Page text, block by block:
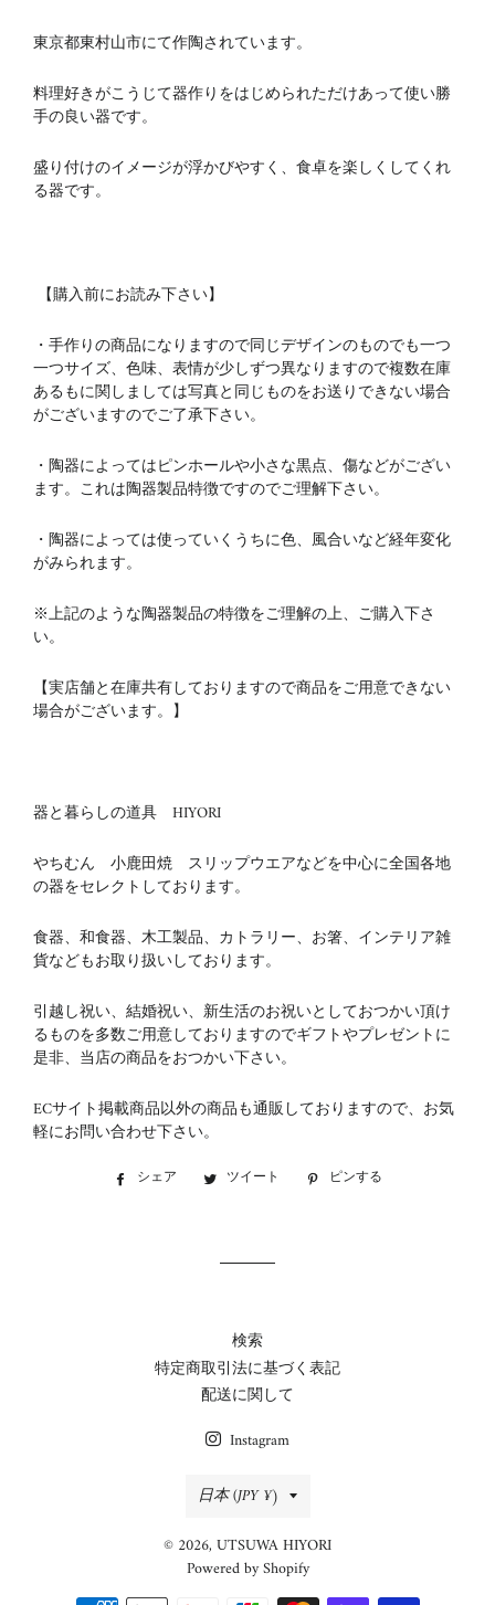
東京都東村山市にて作陶されています。
料理好きがこうじて器作りをはじめられただけあって使い勝
手の良い器です。
盛り付けのイメージが浮かびやすく、食卓を楽しくしてくれ
る器です。
【購入前にお読み下さい】
・手作りの商品になりますので同じデザインのものでも一つ
一つサイズ、色味、表情が少しずつ異なりますので複数在庫
あるもに関しましては写真と同じものをお送りできない場合
がございますのでご了承下さい。
・陶器によってはピンホールや小さな黒点、傷などがござい
ます。これは陶器製品特徴ですのでご理解下さい。
・陶器によっては使っていくうちに色、風合いなど経年変化
がみられます。
※上記のような陶器製品の特徴をご理解の上、ご購入下さ
い。
【実店舗と在庫共有しておりますので商品をご用意できない
場合がございます。】
器と暮らしの道具 HIYORI
やちむん 小鹿田焼 スリップウエアなどを中心に全国各地
の器をセレクトしております。
食器、和食器、木工製品、カトラリー、お箸、インテリア雑
貨などもお取り扱いしております。
引越し祝い、結婚祝い、新生活のお祝いとしておつかい頂け
るものを多数ご用意しておりますのでギフトやプレゼントに
是非、当店の商品をおつかい下さい。
ECサイト掲載商品以外の商品も通販しておりますので、お気
軽にお問い合わせ下さい。
シェア
Facebookツイート
Twitter ピンする
検索
特定商取引法に基づく表記
配送に関して
Instagram
国/
地
域
日本 (JPY ¥)
© 2026, UTSUWA HIYORI
Powered by Shopify